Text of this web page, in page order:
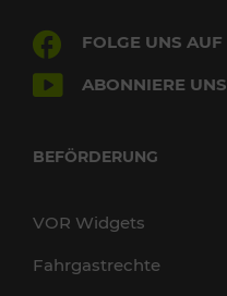
FOLGE UNS
ABONNIERE
BEFÖRDERUNG
VOR Widgets
Fahrgastrechte